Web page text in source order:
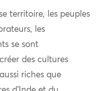
territoire, les peuples
les
se sont
des cultures
riches que